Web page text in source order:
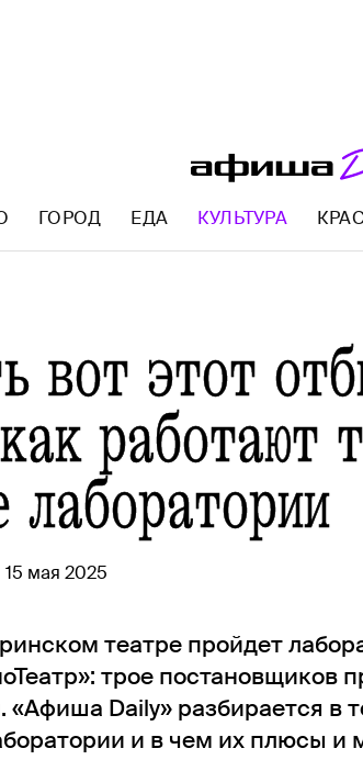
ГОРОД ЕДА КУЛЬТУРА
AFISHA.RU
вот этот
работают
лаборатории
15 мая 2025
театре пройдет
трое постановщиков
«Афиша Daily» разбирается в
и в чем их плюсы и